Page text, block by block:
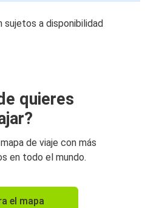
sujetos a disponibilidad
quieres
de viaje con más
en todo el mundo.
el mapa